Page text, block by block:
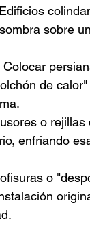
Edificios
sobre
Colocar
de
o rejillas
enfriando
o